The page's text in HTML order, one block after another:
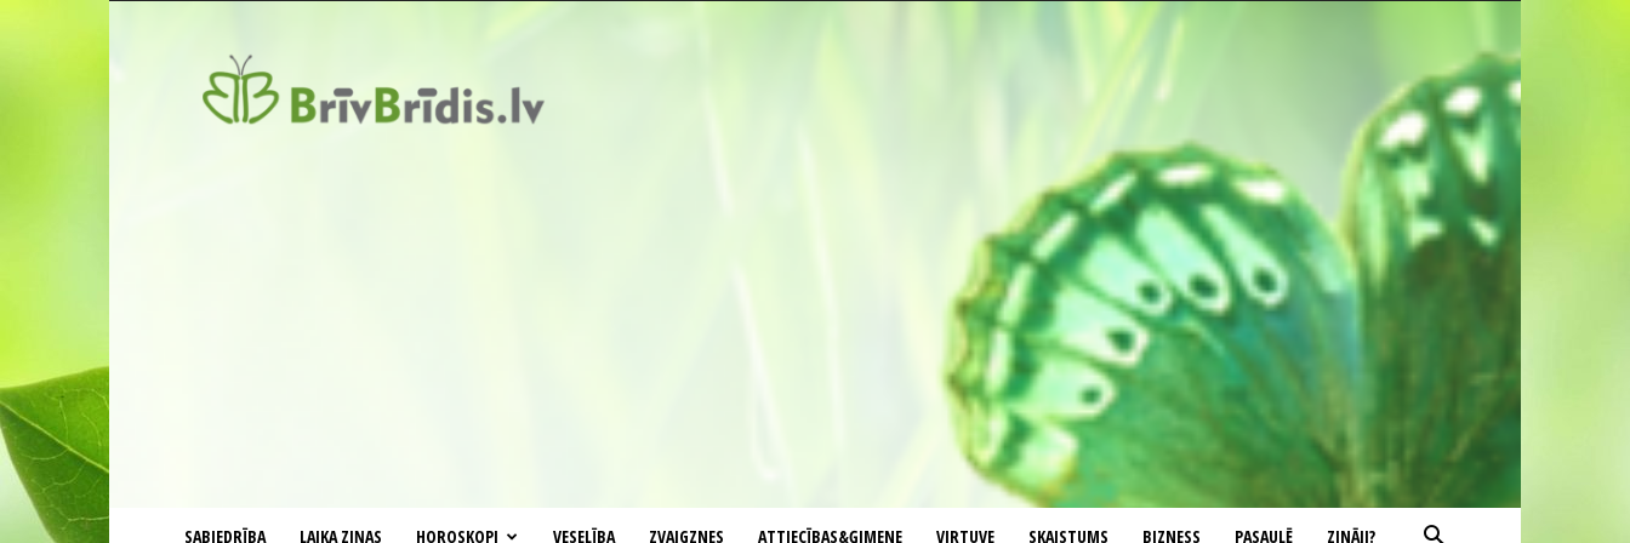
SABIEDRĪBA LAIKA ZIŅAS HOROSKOPI VESELĪBA ZVAIGZNES ATTIECĪBAS&ĢIMENE VIRTUVE SKAISTUMS BIZNESS PASAULĒ ZINĀJI?